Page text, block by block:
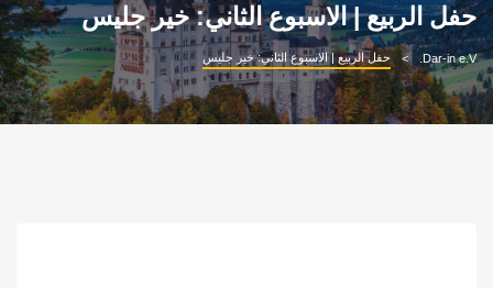
حفل الربيع | الاسبوع الثاني: خير جليس
Dar-in e.V. حفل الربيع | الاسبوع الثاني: خير جليس